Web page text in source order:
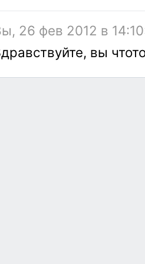
26 фев 2012 в
вы